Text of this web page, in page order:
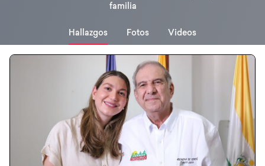
familia
Hallazgos Fotos Videos